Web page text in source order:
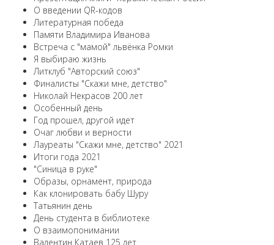
О введении QR-кодов
Литературная победа
Памяти Владимира Иванова
Встреча с "мамой" львёнка Ромки
Я выбираю жизнь
Литклуб "Авторский союз"
Финалисты "Скажи мне, детство"
Николай Некрасов 200 лет
Особенный день
Год прошел, другой идет
Очаг любви и верности
Лауреаты "Скажи мне, детство" 2021
Итоги года 2021
"Синица в руке"
Образы, орнамент, природа
Как клонировать бабу Шуру
Татьянин день
День студента в библиотеке
О взаимопонимании
Валентин Катаев 125 лет